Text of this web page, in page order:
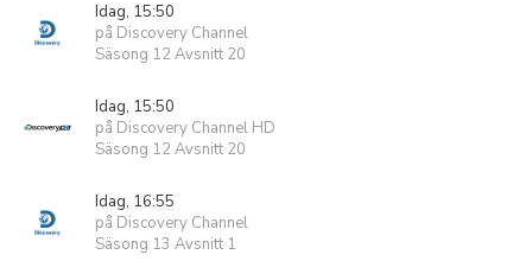
Idag, 15:50
på Discovery Channel
Säsong 12 Avsnitt 20
Idag, 15:50
på Discovery Channel HD
Säsong 12 Avsnitt 20
Idag, 16:55
på Discovery Channel
Säsong 13 Avsnitt 1